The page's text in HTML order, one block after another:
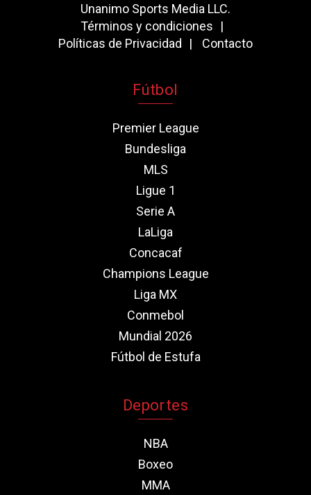
Unanimo Sports Media LLC.
Términos y condiciones
Políticas de Privacidad
Contacto
Fútbol
Premier League
Bundesliga
MLS
Ligue 1
Serie A
LaLiga
Concacaf
Champions League
Liga MX
Conmebol
Mundial 2026
Fútbol de Estufa
Deportes
NBA
Boxeo
MMA